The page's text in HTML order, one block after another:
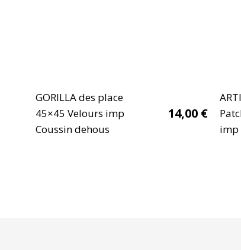
GORILLA des place
45×45 Velours imp
Coussin dehous
14,00 €
imp